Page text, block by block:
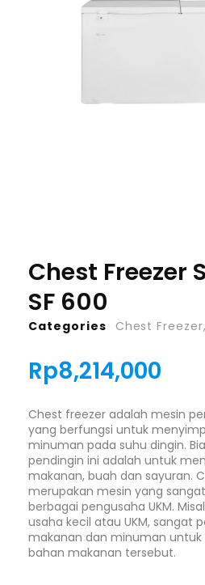
Chest Freezer
SF 600
Rp8,214,000
Chest freezer adalah mesin
yang berfungsi untuk
minuman pada suhu dingin.
pendingin ini adalah untuk
makanan, buah dan sayuran.
merupakan mesin yang
berbagai pengusaha UKM.
usaha kecil atau UKM, sangat
makanan dan minuman
bahan makanan tersebut.
Categories Chest Freezer